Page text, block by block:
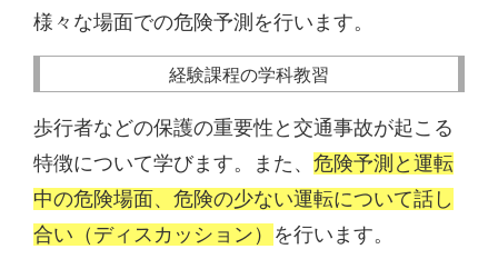
様々な場面での危険予測を行います。
経験課程の学科教習
歩行者などの保護の重要性と交通事故が起こる
特徴について学びます。また、 危険予測と運転
中の危険場面、危険の少ない運転について話し
合い（ディスカッション） を行います。